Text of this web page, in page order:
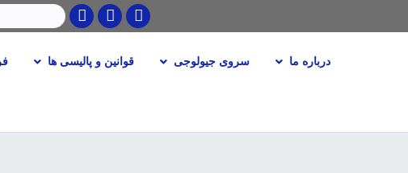
Youtube
Facebook
Twitter
جستجو
درباره ما سروی جیولوجی قوانین و پالیسی ها